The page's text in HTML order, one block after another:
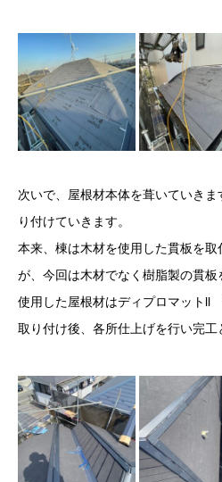
次いで、屋根材本体を葺いていき
り付けていきます。
本来、棟は木材を使用した貫板を
が、今回は木材でなく樹脂製の貫板
使用した屋根材はディプロマットll
取り付け後、各所仕上げを行い完工